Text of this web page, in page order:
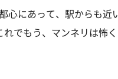
心にあって、駅からも近
でもう、マンネリは怖く